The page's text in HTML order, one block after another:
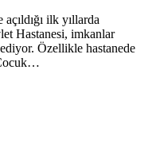
ilk yıllarda
Hastanesi, imkanlar
Özellikle hastanede